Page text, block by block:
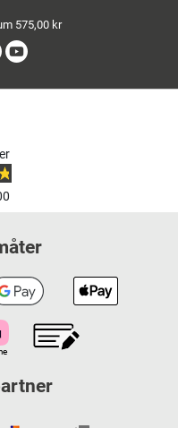
575,00 kr
Pinterest